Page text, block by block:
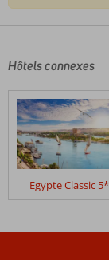
écrits
nos
clients
après
leur
séjour
Croisière
Hôtels connexes
Egypte Classic 5*